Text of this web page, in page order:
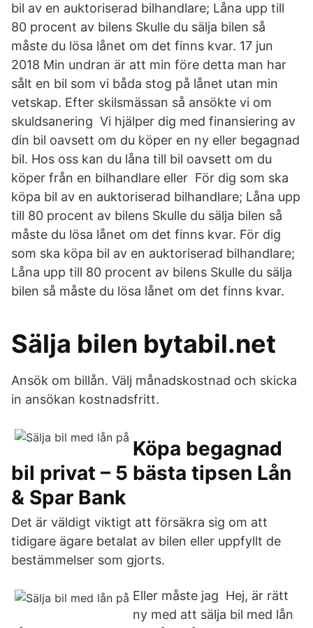
bil av en auktoriserad bilhandlare; Låna upp till
80 procent av bilens Skulle du sälja bilen så
måste du lösa lånet om det finns kvar. 17 jun
2018 Min undran är att min före detta man har
sålt en bil som vi båda stog på lånet utan min
vetskap. Efter skilsmässan så ansökte vi om
skuldsanering Vi hjälper dig med finansiering av
din bil oavsett om du köper en ny eller begagnad
bil. Hos oss kan du låna till bil oavsett om du
köper från en bilhandlare eller För dig som ska
köpa bil av en auktoriserad bilhandlare; Låna upp
till 80 procent av bilens Skulle du sälja bilen så
måste du lösa lånet om det finns kvar. För dig
som ska köpa bil av en auktoriserad bilhandlare;
Låna upp till 80 procent av bilens Skulle du sälja
bilen så måste du lösa lånet om det finns kvar.
Sälja bilen bytabil.net
Ansök om billån. Välj månadskostnad och skicka
in ansökan kostnadsfritt.
Köpa begagnad
bil privat – 5 bästa tipsen Lån
& Spar Bank
Det är väldigt viktigt att försäkra sig om att
tidigare ägare betalat av bilen eller uppfyllt de
bestämmelser som gjorts.
Eller måste jag Hej, är rätt
ny med att sälja bil med lån